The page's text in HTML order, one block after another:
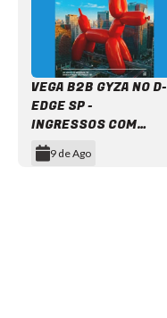
VEGA B2B GYZA NO D-
EDGE SP -
INGRESSOS COM
DESCONTO
9 de Ago